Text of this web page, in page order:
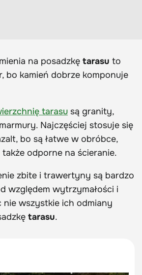
na posadzkę tarasu to
bo kamień dobrze komponuje
tarasu są granity,
Najczęściej stosuje się
bo są łatwe w obróbce,
odporne na ścieranie.
zbite i trawertyny są bardzo
względem wytrzymałości i
nie wszystkie ich odmiany
tarasu.